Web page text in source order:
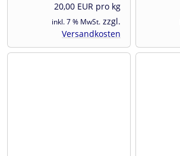
20,00 EUR pro kg
inkl. 7 % MwSt. zzgl.
Versandkosten